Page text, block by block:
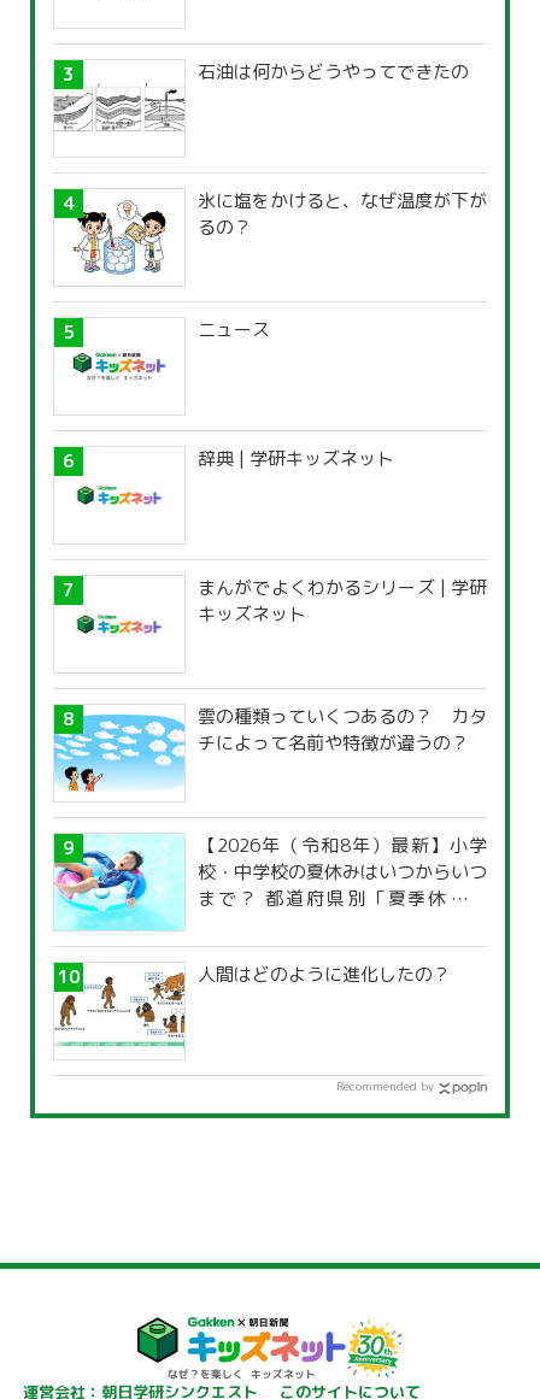
石油は何からどうやってできたの
氷に塩をかけると、なぜ温度が下が
るの？
ニュース
辞典 | 学研キッズネット
まんがでよくわかるシリーズ | 学研
キッズネット
雲の種類っていくつあるの？ カタ
チによって名前や特徴が違うの？
【2026年（令和8年）最新】小学
校・中学校の夏休みはいつからいつ
まで？ 都道府県別「夏季休暇一
人間はどのように進化したの？
Recommended by
運営会社：朝日学研シンクエスト このサイトについて